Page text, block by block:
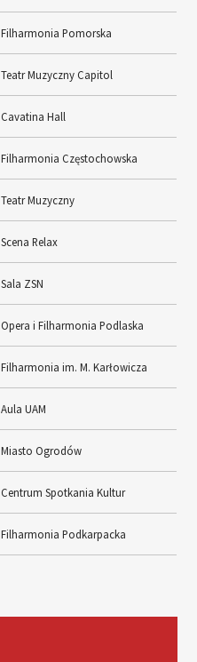
Filharmonia Pomorska
Teatr Muzyczny Capitol
Cavatina Hall
Filharmonia Częstochowska
Teatr Muzyczny
Scena Relax
Sala ZSN
Opera i Filharmonia Podlaska
Filharmonia im. M. Karłowicza
Aula UAM
Miasto Ogrodów
Centrum Spotkania Kultur
Filharmonia Podkarpacka